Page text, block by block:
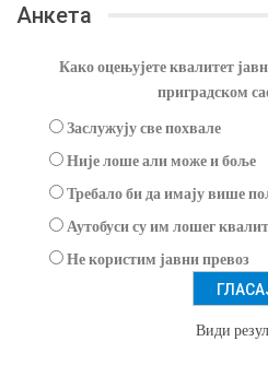
Анкета
Како оцењујете квалитет
приградском
Заслужују све похвале
Није лоше али може и боље
Требало би да имају више
Аутобуси су им лошег
Не користим јавни превоз
Види